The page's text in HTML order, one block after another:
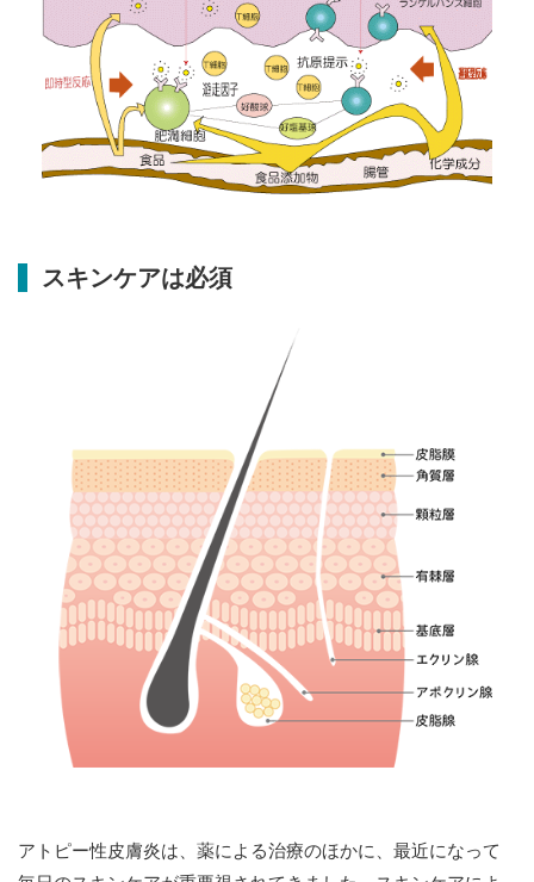
スキンケアは必須
アトピー性皮膚炎は、薬による治療のほかに、最近になって